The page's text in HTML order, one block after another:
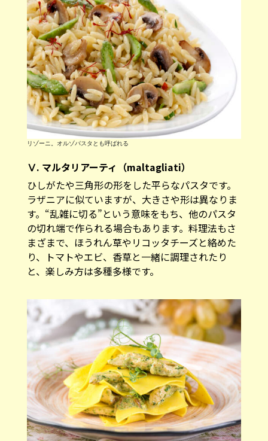
リゾーニ。オルゾパスタとも呼ばれる
Ⅴ. マルタリアーティ（maltagliati）
ひしがたや三角形の形をした平らなパスタです。
ラザニアに似ていますが、大きさや形は異なりま
す。“乱雑に切る”という意味をもち、他のパスタ
の切れ端で作られる場合もあります。料理法もさ
まざまで、ほうれん草やリコッタチーズと絡めた
り、トマトやエビ、香草と一緒に調理されたり
と、楽しみ方は多種多様です。